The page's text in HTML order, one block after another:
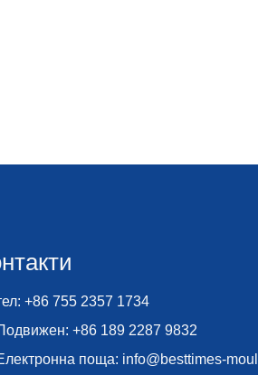
+86 755 2357 1734
+86 189 2287 9832
поща: info@besttimes-